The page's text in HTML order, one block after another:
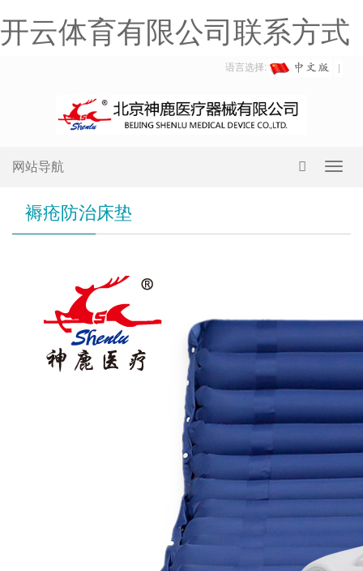
开云体育有限公司联系方式
语言选择:
网站导航
褥疮防治床垫